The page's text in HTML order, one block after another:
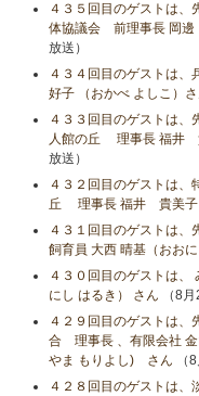
４３５回目のゲストは、
体協議会 前理事長 岡
放送）
４３４回目のゲストは
好子 （おかべ よしこ）
４３３回目のゲストは、
人館の丘 理事長 福井
放送）
４３２回目のゲストは、
丘 理事長 福井 貴美
４３１回目のゲストは
飼育員 大西 晴基（おお
４３０回目のゲストは
にし はるき） さん （8月
４２９回目のゲストは、
合 理事長 、有限会社
やま もりよし) さん （
４２８回目のゲストは